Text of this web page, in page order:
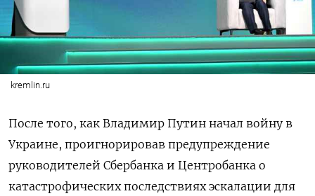
kremlin.ru
После того, как Владимир Путин начал войну в
Украине, проигнорировав предупреждение
руководителей Сбербанка и Центробанка о
катастрофических последствиях эскалации для